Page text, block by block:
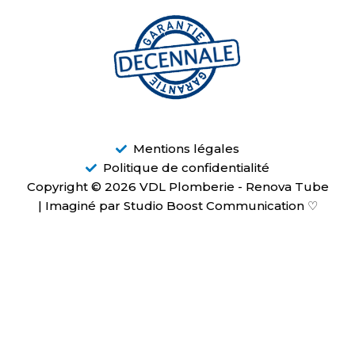
Mentions légales
Politique de confidentialité
Copyright © 2026 VDL Plomberie - Renova Tube
| Imaginé par Studio Boost Communication ♡